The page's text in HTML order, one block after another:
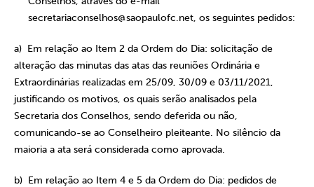
secretariaconselhos@saopaulofc.net, os seguintes pedidos:
a) Em relação ao Item 2 da Ordem do Dia: solicitação de
alteração das minutas das atas das reuniões Ordinária e
Extraordinárias realizadas em 25/09, 30/09 e 03/11/2021,
justificando os motivos, os quais serão analisados pela
Secretaria dos Conselhos, sendo deferida ou não,
comunicando-se ao Conselheiro pleiteante. No silêncio da
maioria a ata será considerada como aprovada.
b) Em relação ao Item 4 e 5 da Ordem do Dia: pedidos de